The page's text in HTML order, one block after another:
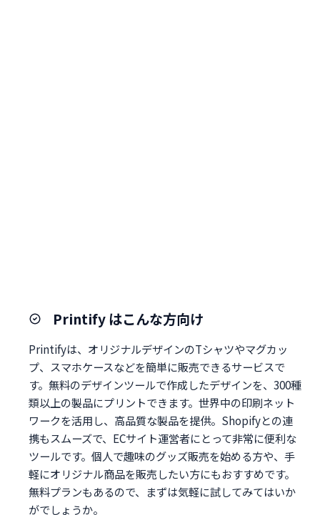
Printify はこんな方向け
Printifyは、オリジナルデザインのTシャツやマグカッ
プ、スマホケースなどを簡単に販売できるサービスで
す。無料のデザインツールで作成したデザインを、300種
類以上の製品にプリントできます。世界中の印刷ネット
ワークを活用し、高品質な製品を提供。Shopifyとの連
携もスムーズで、ECサイト運営者にとって非常に便利な
ツールです。個人で趣味のグッズ販売を始める方や、手
軽にオリジナル商品を販売したい方にもおすすめです。
無料プランもあるので、まずは気軽に試してみてはいか
がでしょうか。